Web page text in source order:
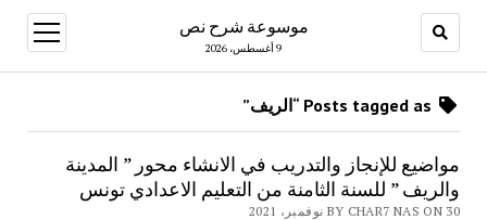
موسوعة شرح نص
9 أغسطس، 2026
open
menu
مواضيع للإنجاز والتدريب في الانشاء محور ” المدينة
والريف ” للسنة الثامنة من التعليم الاعدادي تونس
BY CHAR7 NAS ON 30 نوفمبر، 2021